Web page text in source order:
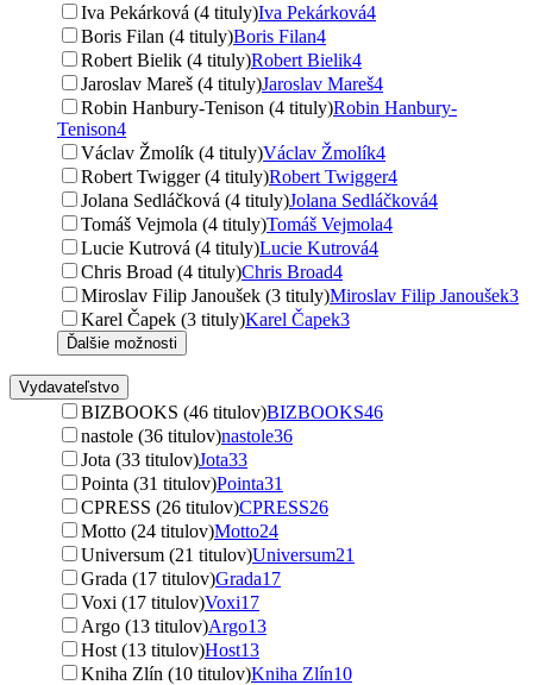
Iva Pekárková (4 tituly)Iva Pekárková4
Boris Filan (4 tituly)Boris Filan4
Robert Bielik (4 tituly)Robert Bielik4
Jaroslav Mareš (4 tituly)Jaroslav Mareš4
Robin Hanbury-Tenison (4 tituly)Robin Hanbury-
Tenison4
Václav Žmolík (4 tituly)Václav Žmolík4
Robert Twigger (4 tituly)Robert Twigger4
Jolana Sedláčková (4 tituly)Jolana Sedláčková4
Tomáš Vejmola (4 tituly)Tomáš Vejmola4
Lucie Kutrová (4 tituly)Lucie Kutrová4
Chris Broad (4 tituly)Chris Broad4
Miroslav Filip Janoušek (3 tituly)Miroslav Filip Janoušek3
Karel Čapek (3 tituly)Karel Čapek3
Ďalšie možnosti
Vydavateľstvo
BIZBOOKS (46 titulov)BIZBOOKS46
nastole (36 titulov)nastole36
Jota (33 titulov)Jota33
Pointa (31 titulov)Pointa31
CPRESS (26 titulov)CPRESS26
Motto (24 titulov)Motto24
Universum (21 titulov)Universum21
Grada (17 titulov)Grada17
Voxi (17 titulov)Voxi17
Argo (13 titulov)Argo13
Host (13 titulov)Host13
Kniha Zlín (10 titulov)Kniha Zlín10